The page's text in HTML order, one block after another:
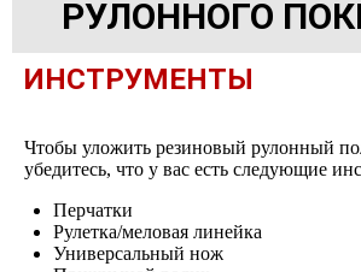
РУЛОННОГО
ИНСТРУМЕНТЫ
Чтобы уложить резиновый рулонный
убедитесь, что у вас есть следующие
Перчатки
Рулетка/меловая линейка
Универсальный нож